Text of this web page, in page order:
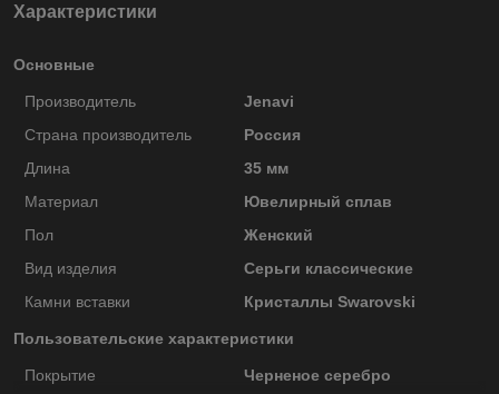
Характеристики
Основные
Производитель
Jenavi
Страна производитель
Россия
Длина
35 мм
Материал
Ювелирный сплав
Пол
Женский
Вид изделия
Серьги классические
Камни вставки
Кристаллы Swarovski
Пользовательские характеристики
Покрытие Черненое серебро